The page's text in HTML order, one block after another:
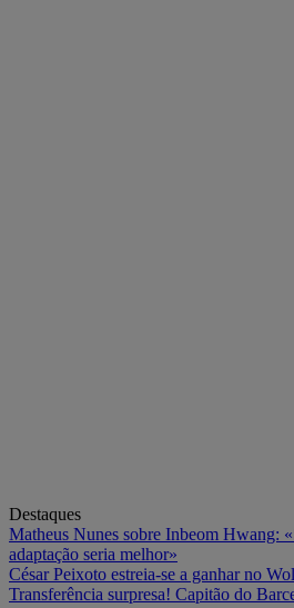
Destaques
Matheus Nunes sobre Inbeom Hwang:
adaptação seria melhor»
César Peixoto estreia-se a ganhar no
Transferência surpresa! Capitão do